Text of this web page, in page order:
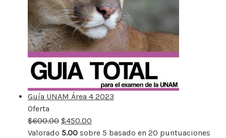
Guía UNAM Área 4 2023
Oferta
rebajado
$600.00 $450.00
Valorado 5.00 sobre 5 basado en 20 puntuaciones